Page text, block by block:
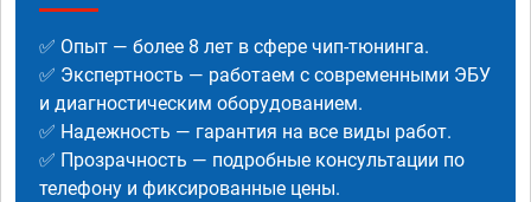
✅ Опыт — более 8 лет в сфере чип-тюнинга.
✅ Экспертность — работаем с современными ЭБУ
и диагностическим оборудованием.
✅ Надежность — гарантия на все виды работ.
✅ Прозрачность — подробные консультации по
телефону и фиксированные цены.